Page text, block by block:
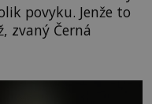
povyku. Jenže to
zvaný Černá